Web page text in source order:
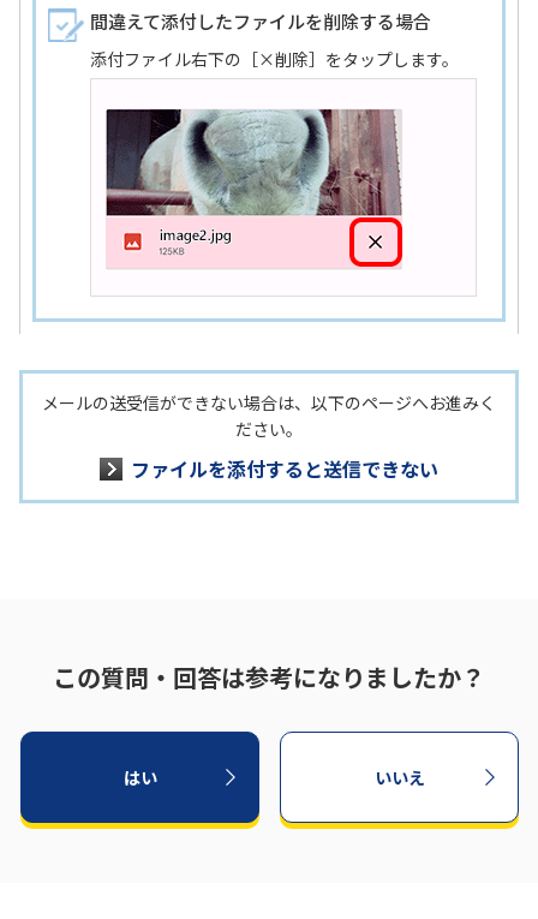
間違えて添付したファイルを削除する場合
添付ファイル右下の［×削除］をタップします。
メールの送受信ができない場合は、以下のページへお進みく
ださい。
ファイルを添付すると送信できない
この質問・回答は参考になりましたか？
はい いいえ